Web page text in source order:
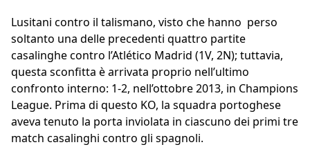
Lusitani contro il talismano, visto che hanno perso
soltanto una delle precedenti quattro partite
casalinghe contro l’Atlético Madrid (1V, 2N); tuttavia,
questa sconfitta è arrivata proprio nell’ultimo
confronto interno: 1-2, nell’ottobre 2013, in Champions
League. Prima di questo KO, la squadra portoghese
aveva tenuto la porta inviolata in ciascuno dei primi tre
match casalinghi contro gli spagnoli.